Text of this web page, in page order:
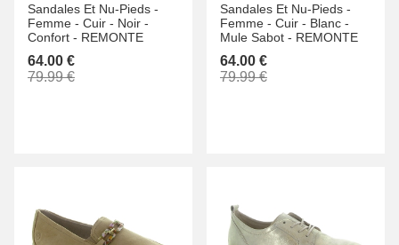
Sandales Et Nu-Pieds -
Femme - Cuir - Noir -
Confort - REMONTE
64.00 €
79.99 €
Sandales Et Nu-Pieds -
Femme - Cuir - Blanc -
Mule Sabot - REMONTE
64.00 €
79.99 €